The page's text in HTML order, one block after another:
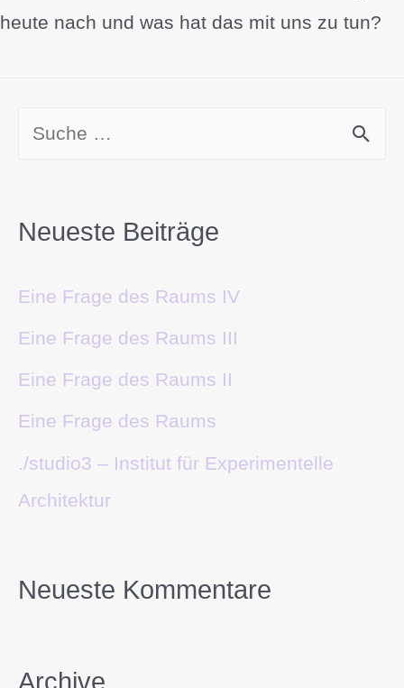
heute nach und was hat das mit uns zu tun?
Neueste Beiträge
Eine Frage des Raums IV
Eine Frage des Raums III
Eine Frage des Raums II
Eine Frage des Raums
./studio3 – Institut für Experimentelle
Architektur
Neueste Kommentare
Archive